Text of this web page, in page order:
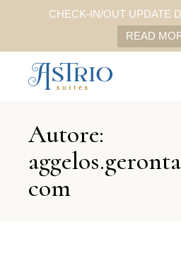
CHECK-IN/OUT UPDATE
READ
Autore:
com